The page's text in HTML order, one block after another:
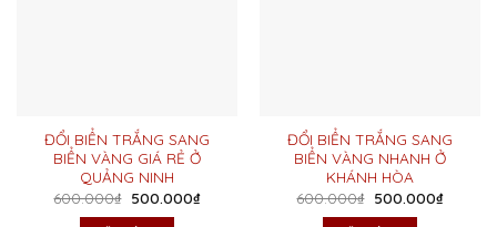
ĐỔI BIỂN TRẮNG SANG
BIỂN VÀNG GIÁ RẺ Ở
QUẢNG NINH
600.000₫ Giá
500.000₫Giá
ĐỔI BIỂN TRẮNG SANG
BIỂN VÀNG NHANH Ở
KHÁNH HÒA
600.000₫ Giá
500.000₫Giá